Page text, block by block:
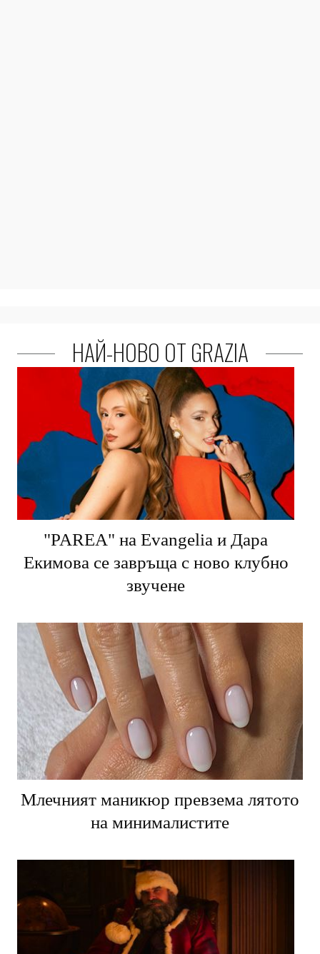
НАЙ-НОВО ОТ GRAZIA
"PARЕA" на Evangelia и Дара
Екимова се завръща с ново клубно
звучене
Млечният маникюр превзема лятото
на минималистите